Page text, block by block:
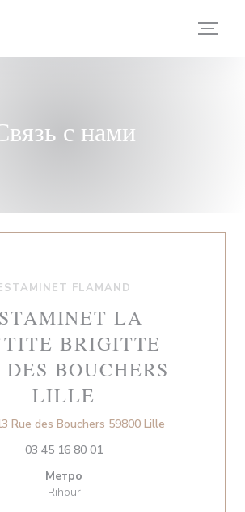
с нами
FLAMAND
LA
BRIGITTE
DES BOUCHERS
LILLE
Rue des Bouchers 59800 Lille
03 45 16 80 01
Метро
Rihour